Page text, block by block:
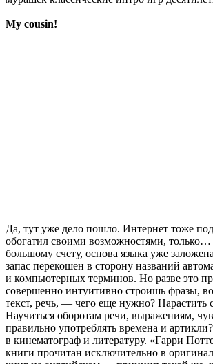
My cousin!
Да, тут уже дело пошло. Интернет тоже
обогатил своими возможностями, только…
большому счету, основа языка уже
запас перекошен в сторону названий
и компьютерных терминов. Но разве это
совершенно интуитивно строишь фразы,
текст, речь, — чего еще нужно? Нарастить
Научиться оборотам речи, выражениям,
правильно употреблять времена и
в кинематограф и литературу. «Гарри
книги прочитан исключительно в